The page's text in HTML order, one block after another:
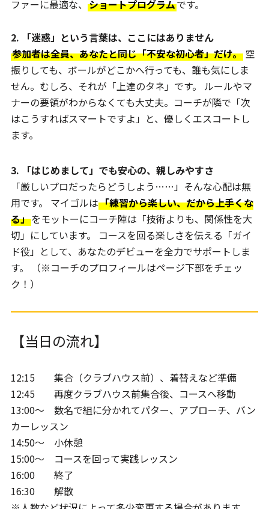
ファーに最適な、 ショートプログラムです。
2. 「迷惑」という言葉は、ここにはありません
参加者は全員、あなたと同じ「不安な初心者」だけ。空
振りしても、ボールがどこかへ行っても、誰も気にしま
せん。むしろ、それが「上達のタネ」です。 ルールやマ
ナーの要領がわからなくても大丈夫。コーチが隣で「次
はこうすればスマートですよ」と、優しくエスコートし
ます。
3. 「はじめまして」でも安心の、親しみやすさ
「厳しいプロだったらどうしよう……」そんな心配は無
用です。 マイゴルは「練習から楽しい、だから上手くな
る」をモットーにコーチ陣は「技術よりも、関係性を大
切」にしています。 コースを回る楽しさを伝える「ガイ
ド役」として、あなたのデビューを全力でサポートしま
す。 （※コーチのプロフィールはページ下部をチェッ
ク！）
【当日の流れ】
12:15 集合（クラブハウス前）、着替えなど準備
12:45 再度クラブハウス前集合後、コースへ移動
13:00～ 数名で組に分かれてパター、アプローチ、バン
カーレッスン
14:50～ 小休憩
15:00～ コースを回って実践レッスン
16:00 終了
16:30 解散